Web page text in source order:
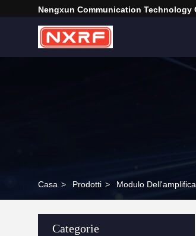
Nengxun Communication Technology
Casa > Prodotti > Modulo
Categorie